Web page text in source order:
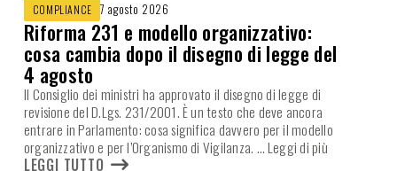
COMPLIANCE 7 agosto 2026
Riforma 231 e modello organizzativo:
cosa cambia dopo il disegno di legge del
4 agosto
Il Consiglio dei ministri ha approvato il disegno di legge di
revisione del D.Lgs. 231/2001. È un testo che deve ancora
entrare in Parlamento: cosa significa davvero per il modello
organizzativo e per l’Organismo di Vigilanza. … Leggi di più
LEGGI TUTTO